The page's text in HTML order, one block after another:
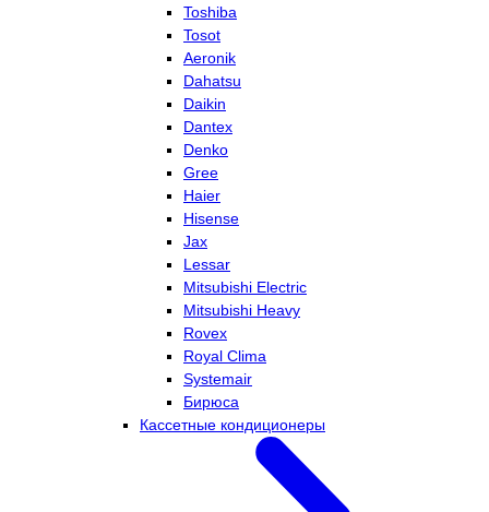
Toshiba
Tosot
Aeronik
Dahatsu
Daikin
Dantex
Denko
Gree
Haier
Hisense
Jax
Lessar
Mitsubishi Electric
Mitsubishi Heavy
Rovex
Royal Clima
Systemair
Бирюса
Кассетные кондиционеры